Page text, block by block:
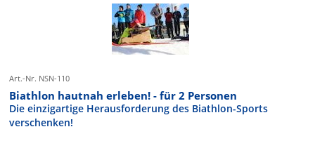
Art.-Nr. NSN-110
Biathlon hautnah erleben! - für 2 Personen
Die einzigartige Herausforderung des Biathlon-Sports
verschenken!